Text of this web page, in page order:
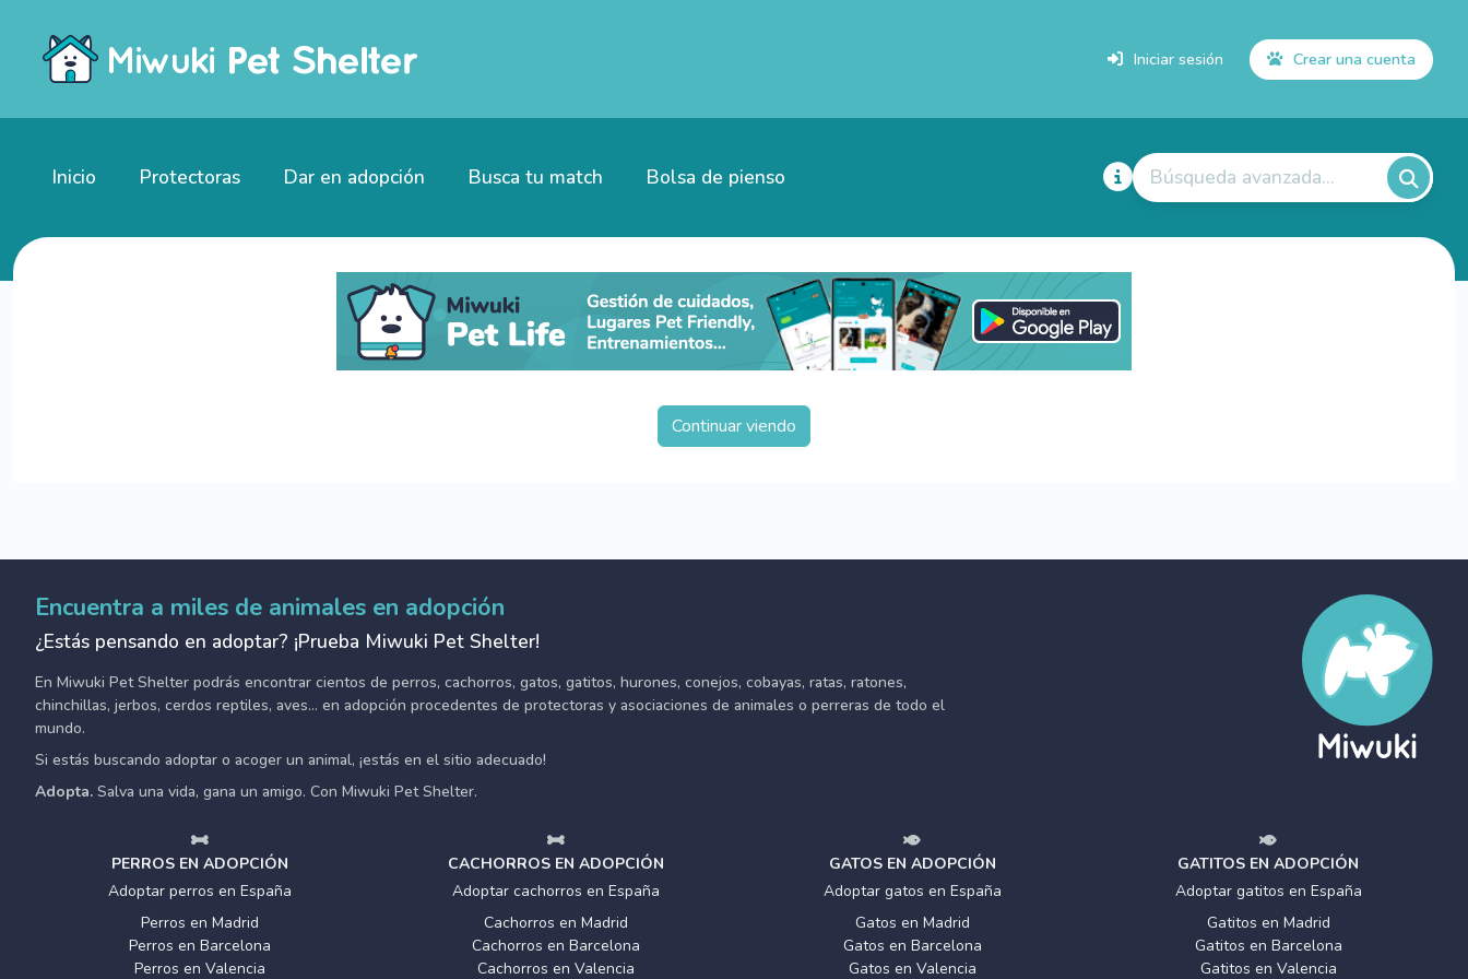
Iniciar sesión Crear una cuenta
Inicio Protectoras Dar en adopción Busca tu match Bolsa de pienso Búsqueda avanzada...
Continuar viendo
Encuentra a miles de animales en adopción
¿Estás pensando en adoptar? ¡Prueba Miwuki Pet Shelter!
En Miwuki Pet Shelter podrás encontrar cientos de perros, cachorros, gatos, gatitos, hurones, conejos, cobayas, ratas, ratones,
chinchillas, jerbos, cerdos reptiles, aves... en adopción procedentes de protectoras y asociaciones de animales o perreras de todo el
mundo.
Si estás buscando adoptar o acoger un animal, ¡estás en el sitio adecuado!
Adopta. Salva una vida, gana un amigo. Con Miwuki Pet Shelter.
PERROS EN ADOPCIÓN
Adoptar perros en España
Perros en Madrid
Perros en Barcelona
Perros en Valencia
CACHORROS EN ADOPCIÓN
Adoptar cachorros en España
Cachorros en Madrid
Cachorros en Barcelona
Cachorros en Valencia
GATOS EN ADOPCIÓN
Adoptar gatos en España
Gatos en Madrid
Gatos en Barcelona
Gatos en Valencia
GATITOS EN ADOPCIÓN
Adoptar gatitos en España
Gatitos en Madrid
Gatitos en Barcelona
Gatitos en Valencia